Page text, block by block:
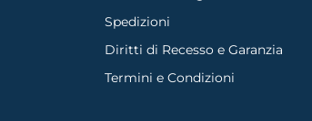
Spedizioni
Diritti di Recesso e Garanzia
Termini e Condizioni